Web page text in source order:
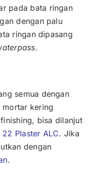
pada bata ringan
dengan palu
ringan dipasang
semua dengan
kering
bisa dilanjut
22 Plaster ALC. Jika
dengan
.